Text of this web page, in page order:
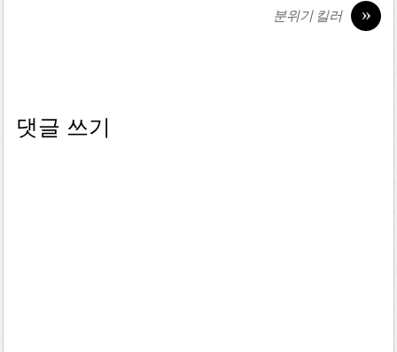
»
분위기 킬러
댓글 쓰기